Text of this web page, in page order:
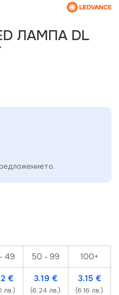
ЛАМПА DL
49 50 - 99 100+
€
лв.)
3.19 €
(6.24 лв.)
3.15 €
(6.16 лв.)